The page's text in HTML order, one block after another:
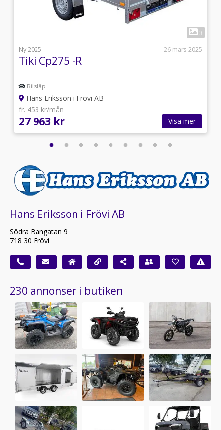
Backljus 2st (monterat släp)
Snöbåge kåpa
3
Ny 2025
26 mars 2025
Tiki Cp275 -R
Bilsläp
Hans Eriksson i Frövi AB
fr. 453 kr/mån
27 963 kr Visa mer
Hans Eriksson i Frövi AB
Södra Bangatan 9
718 30 Frövi
230 annonser i butiken